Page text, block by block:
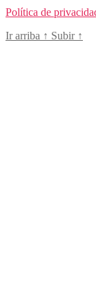
Política de
Ir arriba ↑ Subir ↑